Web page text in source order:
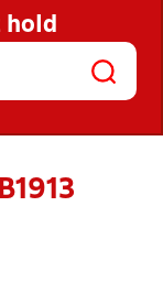
OG
hold